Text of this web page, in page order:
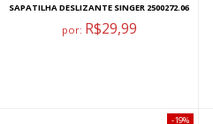
SAPATILHA DESLIZANTE SINGER 2500272.06
por: R$29,99
19%